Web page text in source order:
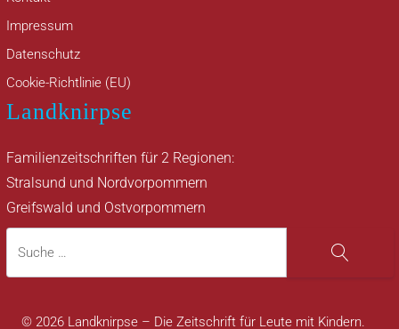
Impressum
Datenschutz
Cookie-Richtlinie (EU)
Landknirpse
Familienzeitschriften für 2 Regionen:
Stralsund und Nordvorpommern
Greifswald und Ostvorpommern
Suche
Suche
© 2026 Landknirpse – Die Zeitschrift für Leute mit Kindern.